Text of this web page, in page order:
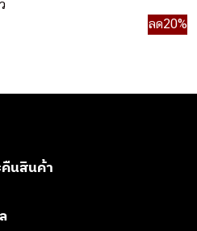
ลด20%
คืนสินค้า